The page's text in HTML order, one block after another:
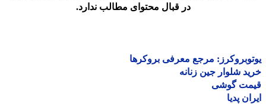
در قبال محتوای مطالب ندارد.
مرجع معرفی بروکرها
شلوار جین زنانه
گوشی
پدیا